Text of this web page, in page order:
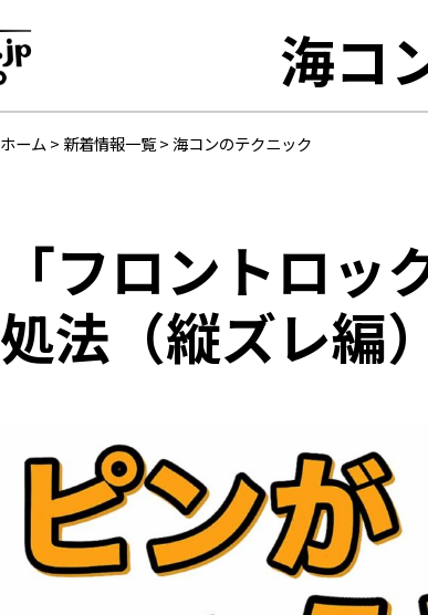
海コ
ホーム > 新着情報一覧>海コンのテクニック
「フロントロ
処法（縦ズレ編）